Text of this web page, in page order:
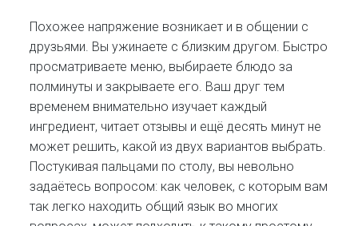
Похожее напряжение возникает и в общении с
друзьями. Вы ужинаете с близким другом. Быстро
просматриваете меню, выбираете блюдо за
полминуты и закрываете его. Ваш друг тем
временем внимательно изучает каждый
ингредиент, читает отзывы и ещё десять минут не
может решить, какой из двух вариантов выбрать.
Постукивая пальцами по столу, вы невольно
задаётесь вопросом: как человек, с которым вам
так легко находить общий язык во многих